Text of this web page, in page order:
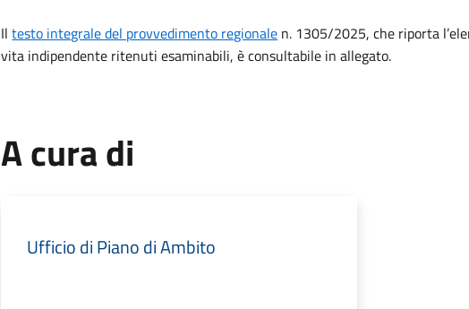
Iltesto integrale del provvedimento regionale n. 1305/2025, che riporta
vita indipendente ritenuti esaminabili, è consultabile in allegato.
A cura di
Ufficio di Piano di Ambito